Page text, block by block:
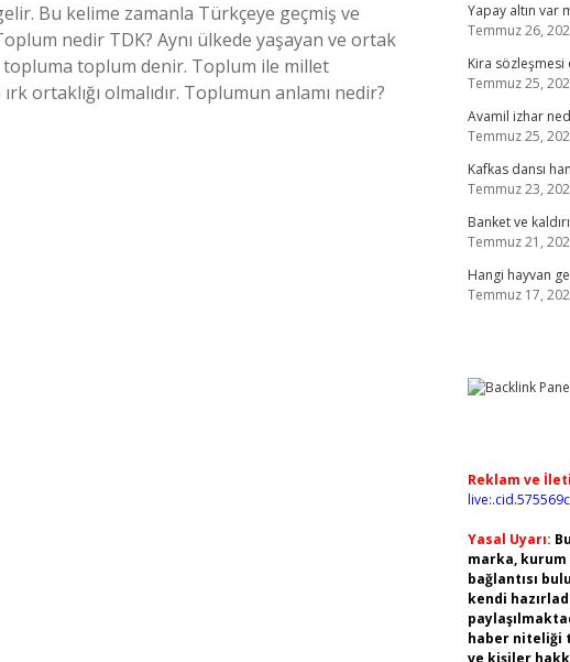
Bu kelime zamanla Türkçeye geçmiş ve
nedir TDK? Aynı ülkede yaşayan ve ortak
topluma toplum denir. Toplum ile millet
ortaklığı olmalıdır. Toplumun anlamı nedir?
Yapay altın var
Temmuz 26,
Kira
Temmuz 25,
Avamil izhar
Temmuz 25,
Kafkas dansı
Temmuz 23,
Banket ve
Temmuz 21,
Hangi hayvan
Temmuz 17,
Reklam ve
Yasal Uyarı:
marka,
bağlantısı
kendi
haber niteliği
ve kişiler